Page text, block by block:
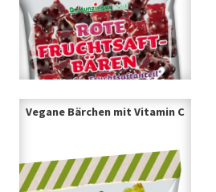
Vegane Bärchen mit Vitamin C